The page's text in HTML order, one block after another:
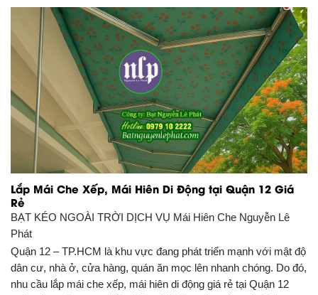
Lắp Mái Che Xếp, Mái Hiên Di Động tại Quận 12 Giá
Rẻ
BẠT KÉO NGOÀI TRỜI DỊCH VỤ Mái Hiên Che Nguyễn Lê
Phát
Quận 12 – TP.HCM là khu vực đang phát triển mạnh với mật độ
dân cư, nhà ở, cửa hàng, quán ăn mọc lên nhanh chóng. Do đó,
nhu cầu lắp mái che xếp, mái hiên di động giá rẻ tại Quận 12